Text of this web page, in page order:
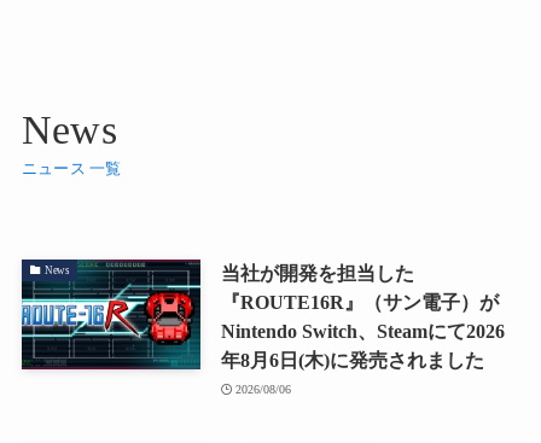
News
ニュース 一覧
News
当社が開発を担当した
『ROUTE16R』（サン電子）が
Nintendo Switch、Steamにて2026
年8月6日(木)に発売されました
2026/08/06